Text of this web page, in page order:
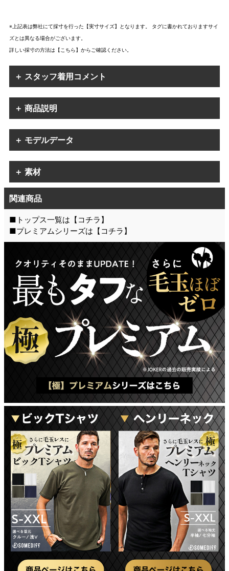
※上記表は弊社にて採寸を行った【実寸サイズ】となります。 タグに書かれておりますサイ
ズとは異なる場合がございます。
詳しい採寸の方法は 【こちら】から ご確認ください。
＋ スタッフ着用コメント
＋ 商品説明
＋ モデルデータ
＋ 素材
関連商品
■トップス一覧は【 コチラ 】
■プレミアムシリーズは【 コチラ 】